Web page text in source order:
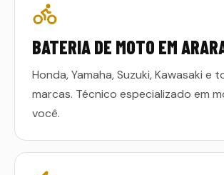
BATERIA DE MOTO EM
Honda, Yamaha, Suzuki, Kawasaki e
marcas. Técnico especializado em
você.